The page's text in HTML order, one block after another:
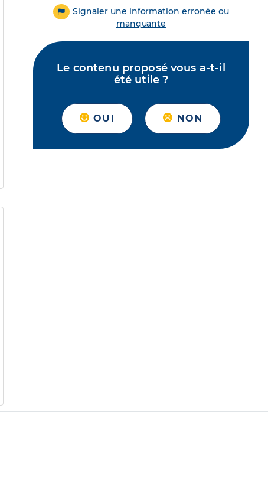
Signaler une information erronée ou
manquante
Le contenu proposé vous a-t-il
été utile ?
OUI NON